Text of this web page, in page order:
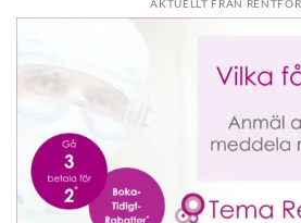
AKTUELLT FRÅN